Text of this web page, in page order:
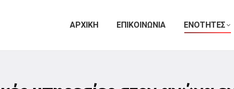
ΑΡΧΙΚΗ ΕΠΙΚΟΙΝΩΝΙΑ ΕΝΟΤΗΤΕΣ